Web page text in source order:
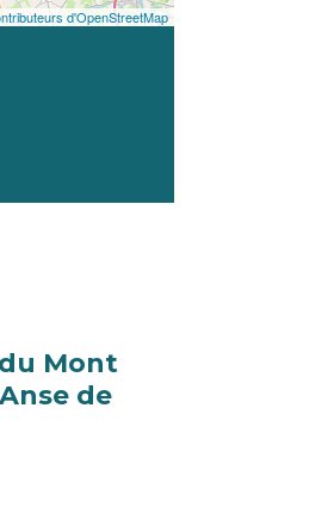
d'OpenStreetMap
Mont
de